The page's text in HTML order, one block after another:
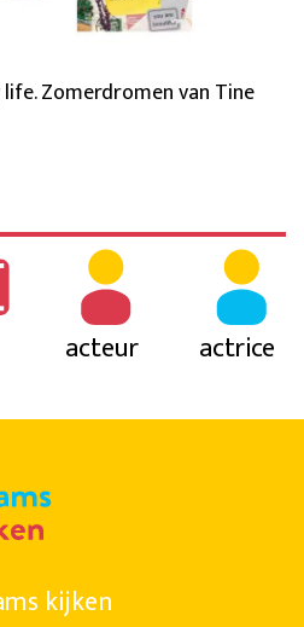
life. Zomerdromen van Tine
acteur actrice
kijken